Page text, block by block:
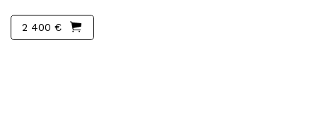
2 400 €